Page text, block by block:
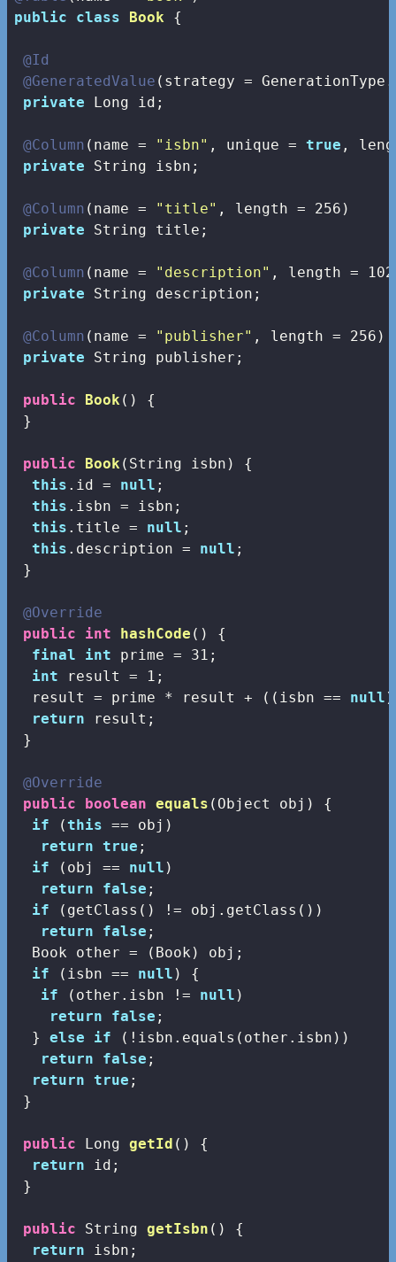
public
class Book {
@Id
@GeneratedValue (strategy =
private Long id;
@Column (name = "isbn" , unique = true ,
private String isbn;
@Column (name = "title" , length = 256 )
private String title;
@Column (name = "description" , length =
private String description;
@Column (name = "publisher" , length = 256 )
private String publisher;
public Book ()
{
}
public Book (String isbn)
{
this .id = null ;
this .isbn = isbn;
this .title = null ;
this .description = null ;
}
@Override
public
int hashCode ()
{
final
int prime = 31 ;
int result = 1 ;
  result = prime * result + ((isbn ==
null
return result;
}
@Override
public
boolean equals (Object obj)
{
if (this == obj)
return true ;
if (obj == null )
return
false ;
if (getClass() != obj.getClass())
return
false ;
  Book other = (Book) obj;
if (isbn == null ) {
if (other.isbn != null )
return
false ;
  }
else if (!isbn.equals(other.isbn))
return
false ;
return true ;
}
public Long getId ()
{
return id;
}
public String getIsbn ()
{
return isbn;